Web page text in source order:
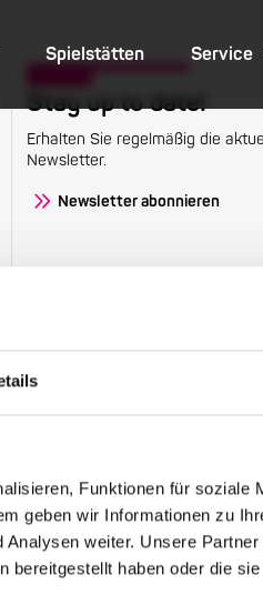
Funktionen für soziale
geben wir Informationen zu
weiter. Unsere
haben oder die
Spielstätten Service
Stay up to date!
Erhalten Sie regelmäßig die
Newsletter.
Newsletter abonnieren